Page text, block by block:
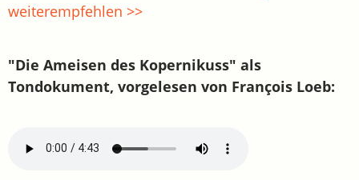
weiterempfehlen >>
"Die Ameisen des Kopernikuss" als
Tondokument, vorgelesen von François Loeb: